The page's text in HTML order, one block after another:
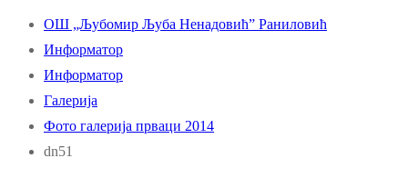
ОШ „Љубомир Љуба Ненадовић” Раниловић
Информатор
Информатор
Галерија
Фото галерија прваци 2014
dn51